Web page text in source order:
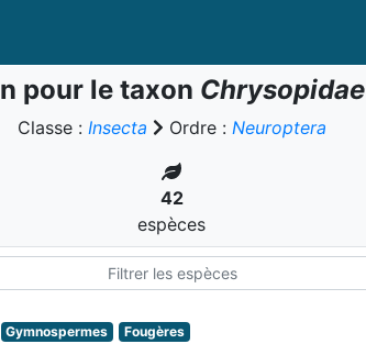
pour le taxon Chrysopidae
Classe : Insecta Ordre : Neuroptera
42
espèces
Gymnospermes Fougères